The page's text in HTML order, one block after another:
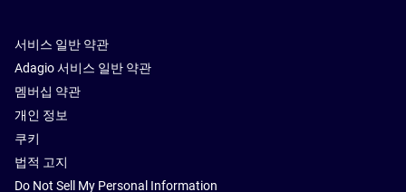
서비스 일반 약관
Adagio 서비스 일반 약관
멤버십 약관
개인 정보
쿠키
법적 고지
Do Not Sell My Personal Information